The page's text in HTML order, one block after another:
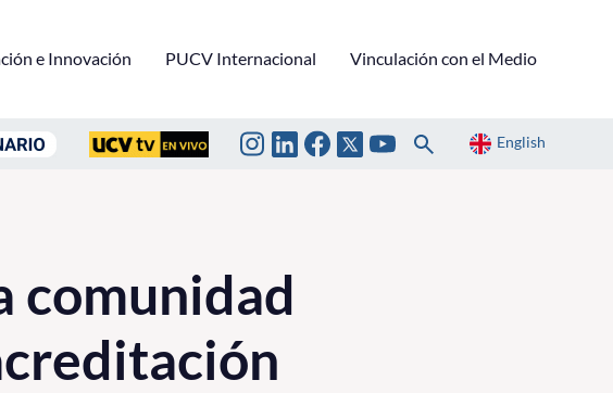
e Innovación PUCV Internacional Vinculación con el Medio
English
comunidad